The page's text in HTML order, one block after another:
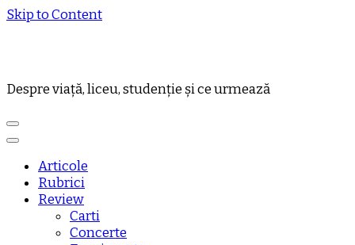
Skip to Content
Despre viață, liceu, studenție și ce urmează
Articole
Rubrici
Review
Carti
Concerte